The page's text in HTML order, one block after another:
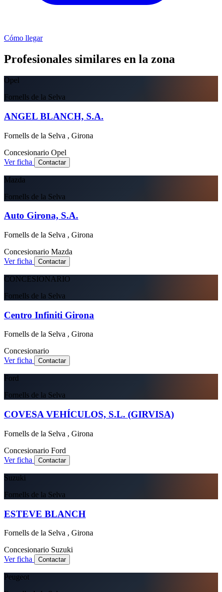
Cómo llegar
Profesionales similares en la zona
Opel
Fornells de la Selva
ANGEL BLANCH, S.A.
Fornells de la Selva , Girona
Concesionario Opel
Ver ficha
Contactar
Mazda
Fornells de la Selva
Auto Girona, S.A.
Fornells de la Selva , Girona
Concesionario Mazda
Ver ficha
Contactar
CONCESIONARIO
Fornells de la Selva
Centro Infiniti Girona
Fornells de la Selva , Girona
Concesionario
Ver ficha
Contactar
Ford
Fornells de la Selva
COVESA VEHÍCULOS, S.L. (GIRVISA)
Fornells de la Selva , Girona
Concesionario Ford
Ver ficha
Contactar
Suzuki
Fornells de la Selva
ESTEVE BLANCH
Fornells de la Selva , Girona
Concesionario Suzuki
Ver ficha
Contactar
Peugeot